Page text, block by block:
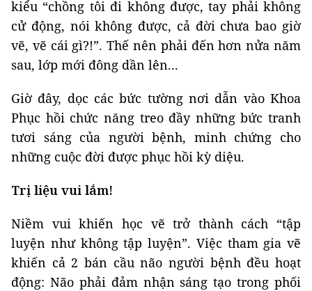
kiểu “chồng tôi đi không được, tay phải không
cử động, nói không được, cả đời chưa bao giờ
vẽ, vẽ cái gì?!”. Thế nên phải đến hơn nửa năm
sau, lớp mới đông dần lên...
Giờ đây, dọc các bức tường nơi dẫn vào Khoa
Phục hồi chức năng treo đầy những bức tranh
tươi sáng của người bệnh, minh chứng cho
những cuộc đời được phục hồi kỳ diệu.
Trị liệu vui lắm!
Niềm vui khiến học vẽ trở thành cách “tập
luyện như không tập luyện”. Việc tham gia vẽ
khiến cả 2 bán cầu não người bệnh đều hoạt
động: Não phải đảm nhận sáng tạo trong phối